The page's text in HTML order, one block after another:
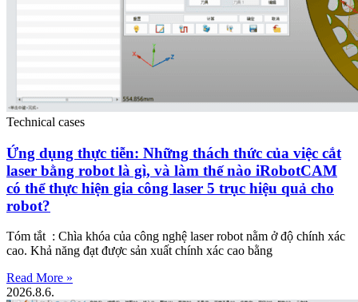
Technical cases
Ứng dụng thực tiễn: Những thách thức của việc cắt
laser bằng robot là gì, và làm thế nào iRobotCAM
có thể thực hiện gia công laser 5 trục hiệu quả cho
robot?
Tóm tắt : Chìa khóa của công nghệ laser robot nằm ở độ chính xác
cao. Khả năng đạt được sản xuất chính xác cao bằng
Read More »
2026.8.6.